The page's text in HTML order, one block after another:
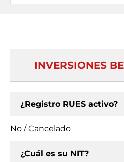
INVERSIONES
¿Registro RUES activo?
No / Cancelado
¿Cuál es su NIT?